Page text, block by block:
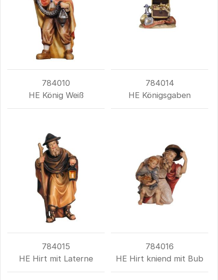
784010
HE König Weiß
784014
HE Königsgaben
784015
HE Hirt mit Laterne
784016
HE Hirt kniend mit Bub